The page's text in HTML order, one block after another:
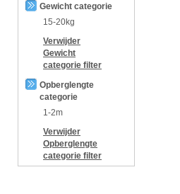
Gewicht categorie
15-20kg
Verwijder
Gewicht
categorie filter
Opberglengte
categorie
1-2m
Verwijder
Opberglengte
categorie filter